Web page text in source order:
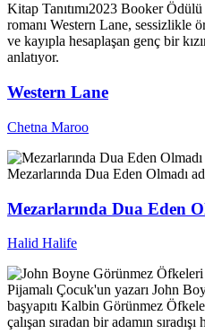
Kitap Tanıtımı2023 Booker
romanı Western Lane, sessizlikle
ve kayıpla hesaplaşan genç bir
anlatıyor.
Western Lane
Chetna Maroo
Mezarlarında Dua Eden Olmadı
Mezarlarında Dua Eden
Halid Halife
Pijamalı Çocuk'un yazarı John
başyapıtı Kalbin Görünmez
çalışan sıradan bir adamın